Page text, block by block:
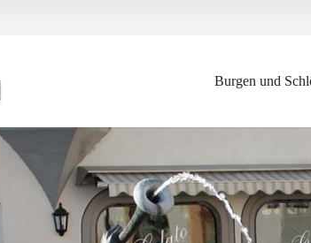
Burgen und